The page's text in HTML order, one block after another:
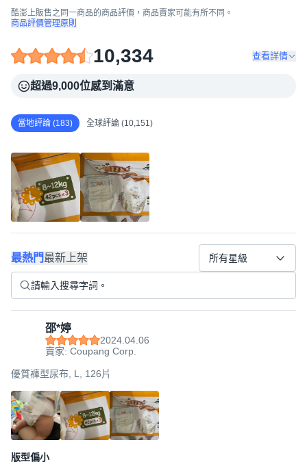
酷澎上販售之同一商品的商品評價，商品賣家可能有所不同。
商品評價管理原則
10,334 查看詳情
超過9,000位感到滿意
當地評論 (183) 全球評論 (10,151)
最熱門最新上架 所有星級
邵*婷
2024.04.06
賣家: Coupang Corp.
優質褲型尿布, L, 126片
版型偏小